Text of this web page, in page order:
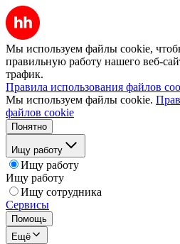
Мы используем файлы cookie,
правильную работу нашего веб-
трафик.
Правила использования файлов
Мы используем файлы cookie.
файлов cookie
Понятно
Ищу работу
Ищу работу
Ищу работу
Ищу сотрудника
Сервисы
Помощь
Ещё